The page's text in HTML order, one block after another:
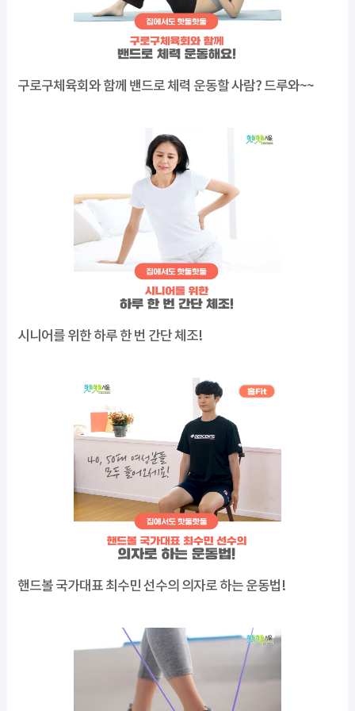
구로구체육회와 함께 밴드로 체력 운동할 사람? 드루와~~
시니어를 위한 하루 한 번 간단 체조!
핸드볼 국가대표 최수민 선수의 의자로 하는 운동법!